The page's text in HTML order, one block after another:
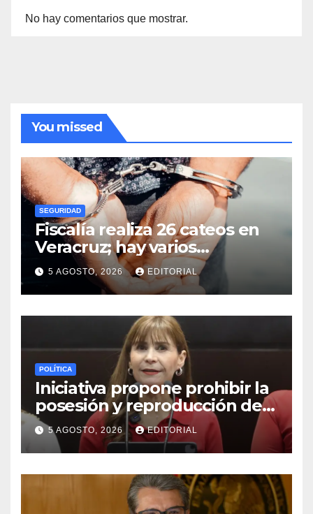
No hay comentarios que mostrar.
You missed
SEGURIDAD
Fiscalía realiza 26 cateos en
Veracruz; hay varios
detenidos
5 AGOSTO, 2026 EDITORIAL
POLÍTICA
Iniciativa propone prohibir la
posesión y reproducción de
fauna silvestre como
mascotas para su
comercialización
5 AGOSTO, 2026 EDITORIAL